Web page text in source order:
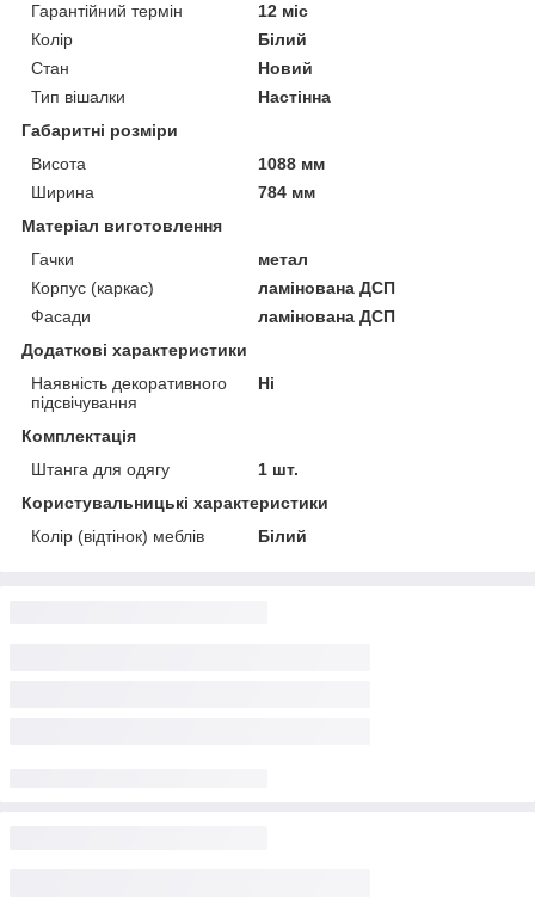
Гарантійний термін
12 міс
Колір
Білий
Стан
Новий
Тип вішалки
Настінна
Габаритні розміри
Висота
1088 мм
Ширина
784 мм
Матеріал виготовлення
Гачки
метал
Корпус (каркас)
ламінована ДСП
Фасади
ламінована ДСП
Додаткові характеристики
Наявність декоративного
підсвічування
Ні
Комплектація
Штанга для одягу
1 шт.
Користувальницькі характеристики
Колір (відтінок) меблів
Білий